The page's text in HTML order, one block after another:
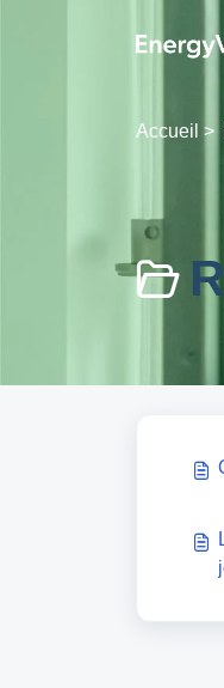
Passer
Accueil >